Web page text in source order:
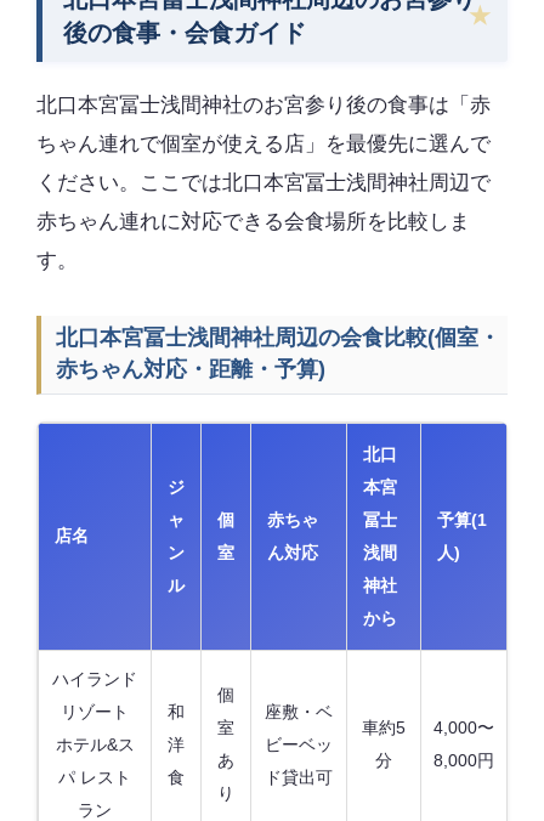
後の食事・会食ガイド
北口本宮冨士浅間神社のお宮参り後の食事は「赤
ちゃん連れで個室が使える店」を最優先に選んで
ください。ここでは北口本宮冨士浅間神社周辺で
赤ちゃん連れに対応できる会食場所を比較しま
す。
北口本宮冨士浅間神社周辺の会食比較(個室・
赤ちゃん対応・距離・予算)
店名
ジ
ャ
ン
ル
個
室
赤ちゃ
ん対応
北口
本宮
冨士
浅間
神社
から
予算(1
人)
ハイランド
リゾート
ホテル&ス
パ レスト
ラン
和
洋
食
個
室
あ
り
座敷・ベ
ビーベッ
ド貸出可
車約5
分
4,000〜
8,000円